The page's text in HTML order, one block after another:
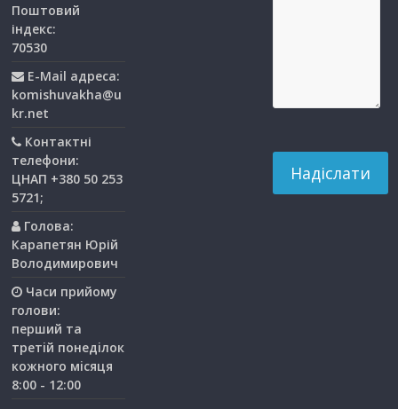
Поштовий
індекс:
70530
E-Mail адреса:
komishuvakha@u
kr.net
Контактні
телефони:
ЦНАП +380 50 253
5721;
Голова:
Карапетян Юрій
Володимирович
Часи прийому
голови:
перший та
третiй понедiлок
кожного мiсяця
8:00 - 12:00